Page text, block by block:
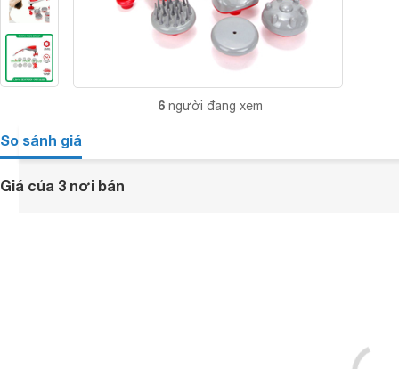
6 người đang xem
So sánh giá
Giá của 3 nơi bán